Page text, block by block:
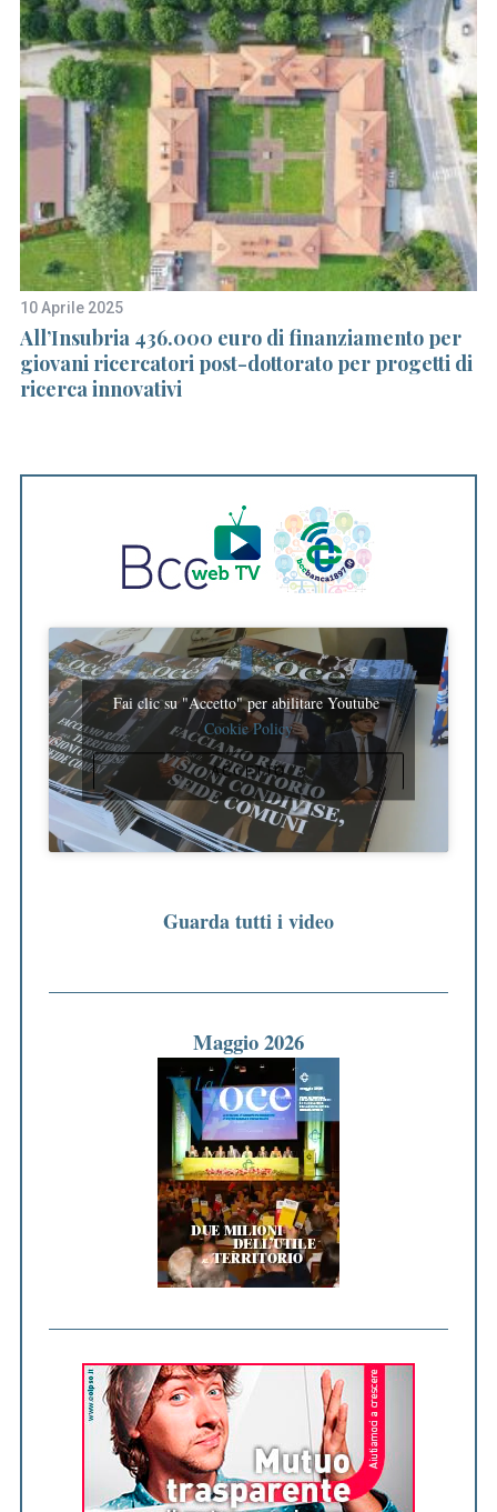
10 Aprile 2025
All’Insubria 436.000 euro di finanziamento per
giovani ricercatori post-dottorato per progetti di
ricerca innovativi
Fai clic su "Accetto" per abilitare Youtube
Cookie Policy
ACCETTO
Guarda tutti i video
Maggio 2026